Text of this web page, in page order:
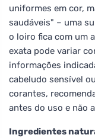
uniformes em cor,
saudáveis" – uma
o loiro fica com um
exata pode variar
informações
cabeludo sensível
corantes,
antes do uso e não
Ingredientes